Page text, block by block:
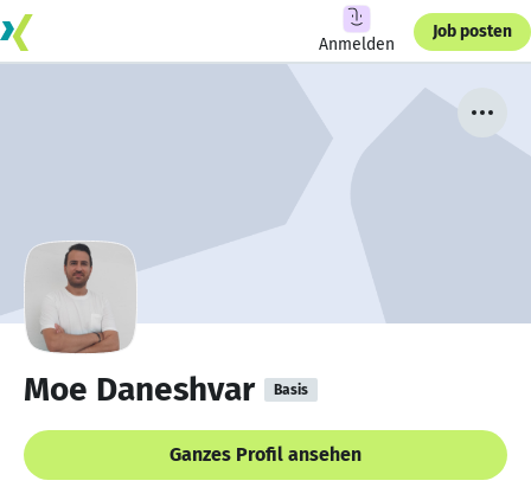
Anmelden
Job posten
Moe Daneshvar Basis
Ganzes Profil ansehen